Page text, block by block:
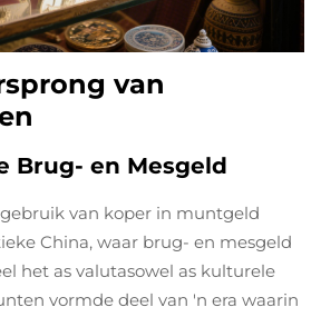
van
Brug- en Mesgeld
van koper in muntgeld
China, waar brug- en mesgeld
het as valutasowel as kulturele
vormde deel van 'n era waarin